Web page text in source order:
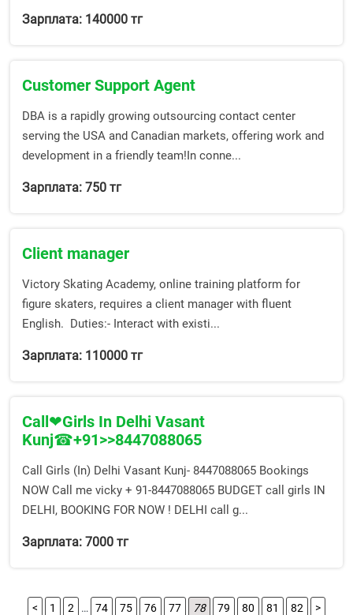
Зарплата: 140000 тг
Customer Support Agent
DBA is a rapidly growing outsourcing contact center
serving the USA and Canadian markets, offering work and
development in a friendly team!In conne...
Зарплата: 750 тг
Client manager
Victory Skating Academy, online training platform for
figure skaters, requires a client manager with fluent
English. Duties:- Interact with existi...
Зарплата: 110000 тг
Call❤Girls In Delhi Vasant
Kunj☎+91>>8447088065
Call Girls (In) Delhi Vasant Kunj- 8447088065 Bookings
NOW Call me vicky + 91-8447088065 BUDGET call girls IN
DELHI, BOOKING FOR NOW ! DELHI call g...
Зарплата: 7000 тг
< 1 2 … 74 75 76 77 78 79 80 81 82 >